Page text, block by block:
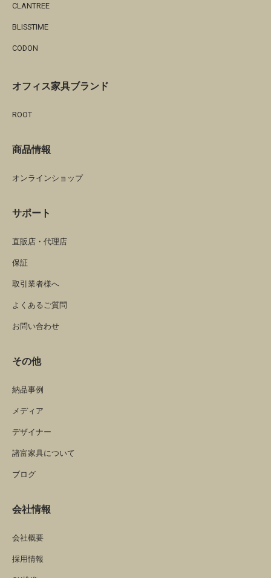
CLANTREE
BLISSTIME
CODON
オフィス家具ブランド
ROOT
商品情報
オンラインショップ
サポート
直販店・代理店
保証
取引業者様へ
よくあるご質問
お問い合わせ
その他
納品事例
メディア
デザイナー
諸富家具について
ブログ
会社情報
会社概要
採用情報